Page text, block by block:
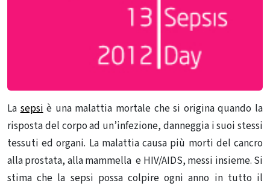
Lasepsiè una malattia mortale che si origina quando la
risposta del corpo ad un’infezione, danneggia i suoi stessi
tessuti ed organi. La malattia causa più morti del cancro
alla prostata, alla mammella e HIV/AIDS, messi insieme. Si
stima che la sepsi possa colpire ogni anno in tutto il